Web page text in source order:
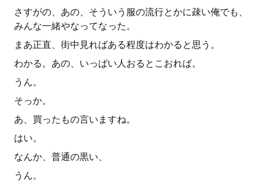
さすがの、あの、そういう服の流行とかに疎い俺でも、
みんな一緒やなってなった。
まあ正直、街中見ればある程度はわかると思う。
わかる。あの、いっぱい人おるとこおれば。
うん。
そっか。
あ、買ったもの言いますね。
はい。
なんか、普通の黒い、
うん。